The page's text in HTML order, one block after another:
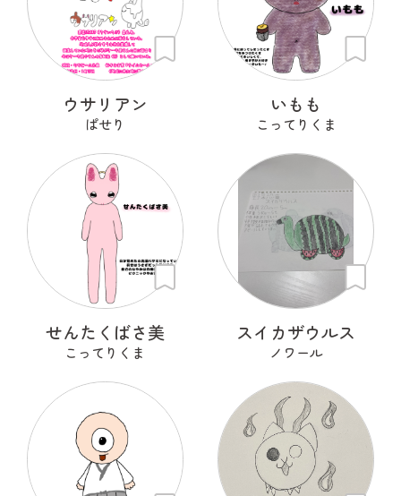
ウサリアン
ぱせり
いもも
こってりくま
せんたくばさ美
こってりくま
スイカザウルス
ノワール